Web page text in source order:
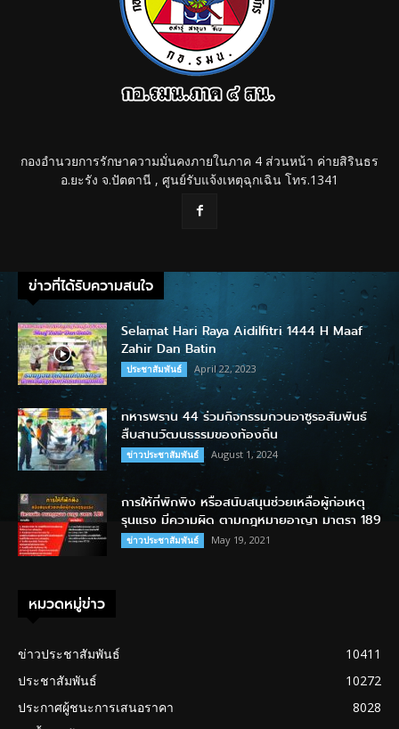
กองอำนวยการรักษาความมั่นคงภายในภาค 4 ส่วนหน้า ค่ายสิรินธร
อ.ยะรัง จ.ปัตตานี , ศูนย์รับแจ้งเหตุฉุกเฉิน โทร.1341
ข่าวที่ได้รับความสนใจ
Selamat Hari Raya Aidilfitri 1444 H Maaf
Zahir Dan Batin
ประชาสัมพันธ์ April 22, 2023
ทหารพราน 44 ร่วมกิจกรรมกวนอาซูรอสัมพันธ์
สืบสานวัฒนธรรมของท้องถิ่น
ข่าวประชาสัมพันธ์ August 1, 2024
การให้ที่พักพิง หรือสนับสนุนช่วยเหลือผู้ก่อเหตุ
รุนแรง มีความผิด ตามกฎหมายอาญา มาตรา 189
ข่าวประชาสัมพันธ์ May 19, 2021
หมวดหมู่ข่าว
ข่าวประชาสัมพันธ์
10411
ประชาสัมพันธ์
10272
ประกาศผู้ชนะการเสนอราคา
8028